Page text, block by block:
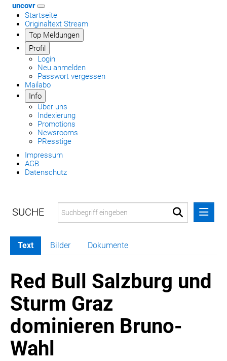
uncovr
Startseite
Originaltext Stream
Top Meldungen
Profil
Login
Neu anmelden
Passwort vergessen
Mailabo
Info
Über uns
Indexierung
Promotions
Newsrooms
PResstige
Impressum
AGB
Datenschutz
MELDUNGEN
COCA-COLA
RÖMERQUELLE
ÖSTERREICHISCHE SPORTHILFE
KESCH
BARFLY'S CLUB
Text Bilder Dokumente
Red Bull Salzburg und
Sturm Graz
dominieren Bruno-
Wahl